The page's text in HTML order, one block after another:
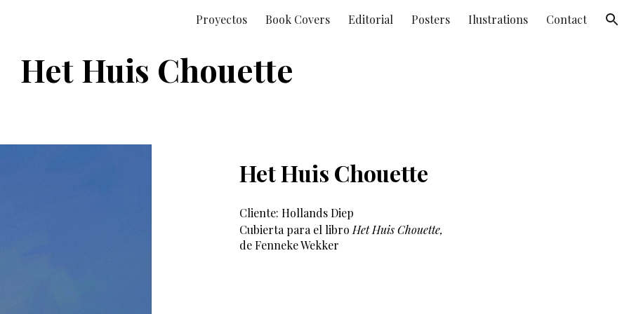
Skip to navigation
Proyectos Book Covers Editorial Posters Ilustrations Contact
Het Huis Chouette
Het Huis Chouette
Cliente:Hollands Diep
Cubierta para el libro Het Huis Chouette,
deFenneke Wekker